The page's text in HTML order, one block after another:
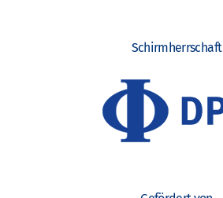
Schirmherrschaft